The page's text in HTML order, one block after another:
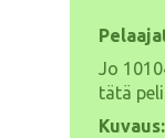
Jo
tätä
Kuvaus: